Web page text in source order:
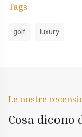
Tags
golf luxury
Le nostre
Cosa